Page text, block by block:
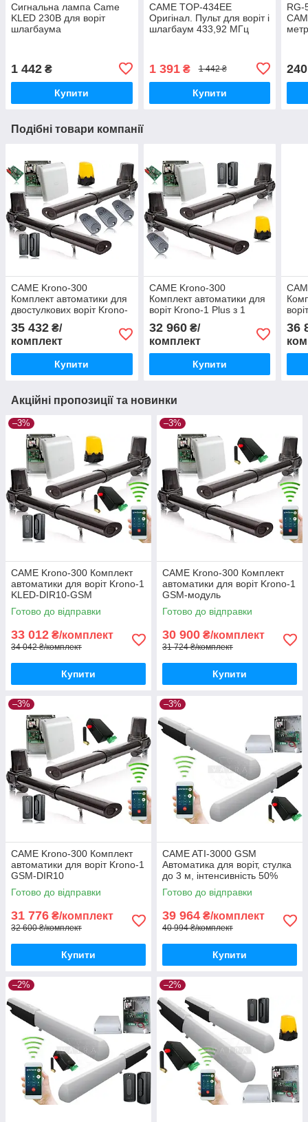
Сигнальна лампа Came
KLED 230В для воріт
шлагбаума
1 442 ₴
Купити
CAME TOP-434EE
Оригінал. Пульт для воріт і
шлагбаум 433,92 МГц
1 391₴ 1 442 ₴
Купити
RG-
240
Подібні товари компанії
CAME Krono-300
Комплект автоматики для
двостулкових воріт Krono-
1 Plus з 3 пультами
35 432 ₴/
комплект
Купити
CAME Krono-300
Комплект автоматики для
воріт Krono-1 Plus з 1
пультом
32 960₴/
комплект
Купити
36
Акційні пропозиції та новинки
–3%
CAME Krono-300 Комплект
автоматики для воріт Krono-1
KLED-DIR10-GSM
Готово до відправки
33 012 ₴/комплект
34 042 ₴/комплект
Купити
–3%
CAME Krono-300 Комплект
автоматики для воріт Krono-1
GSM-модуль
Готово до відправки
30 900 ₴/комплект
31 724 ₴/комплект
Купити
–3%
CAME Krono-300 Комплект
автоматики для воріт Krono-1
GSM-DIR10
Готово до відправки
31 776 ₴/комплект
32 600 ₴/комплект
Купити
–3%
CAME ATI-3000 GSM
Автоматика для воріт, стулка
до 3 м, інтенсивність 50%
Готово до відправки
39 964 ₴/комплект
40 994 ₴/комплект
Купити
–2% –2%